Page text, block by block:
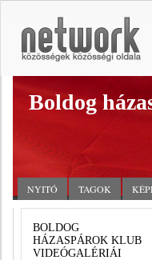
Boldog
NYITÓ TAGOK
BOLDOG
HÁZASPÁROK KLUB
VIDEÓGALÉRIÁI